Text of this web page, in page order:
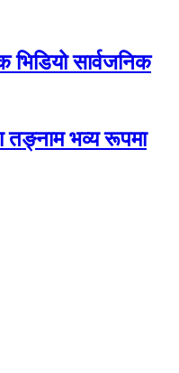
भिडियो सार्वजनिक
तङ्नाम भव्य रूपमा